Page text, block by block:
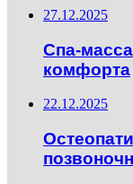
27.12.2025
Спа-
комфорта
22.12.2025